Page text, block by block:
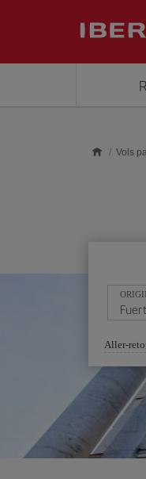
Vols
une
option
Aller-